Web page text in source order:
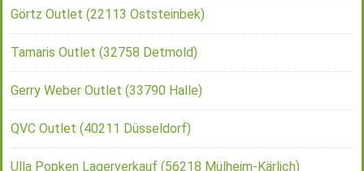
Görtz Outlet (22113 Oststeinbek)
Tamaris Outlet (32758 Detmold)
Gerry Weber Outlet (33790 Halle)
QVC Outlet (40211 Düsseldorf)
Ulla Popken Lagerverkauf (56218 Mülheim-Kärlich)